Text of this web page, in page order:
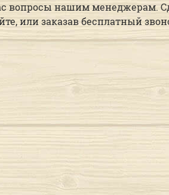
вопросы нашим менеджерам.
или заказав бесплатный